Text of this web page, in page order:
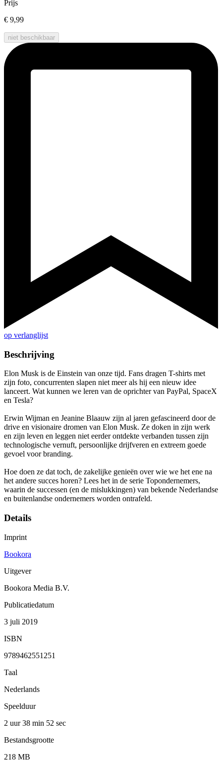
Prijs
€ 9,99
niet beschikbaar
op verlanglijst
Beschrijving
Elon Musk is de Einstein van onze tijd. Fans dragen T-shirts met
zijn foto, concurrenten slapen niet meer als hij een nieuw idee
lanceert. Wat kunnen we leren van de oprichter van PayPal, SpaceX
en Tesla?
Erwin Wijman en Jeanine Blaauw zijn al jaren gefascineerd door de
drive en visionaire dromen van Elon Musk. Ze doken in zijn werk
en zijn leven en leggen niet eerder ontdekte verbanden tussen zijn
technologische vernuft, persoonlijke drijfveren en extreem goede
gevoel voor branding.
Hoe doen ze dat toch, de zakelijke genieën over wie we het ene na
het andere succes horen? Lees het in de serie Topondernemers,
waarin de successen (en de mislukkingen) van bekende Nederlandse
en buitenlandse ondernemers worden ontrafeld.
Details
Imprint
Bookora
Uitgever
Bookora Media B.V.
Publicatiedatum
3 juli 2019
ISBN
9789462551251
Taal
Nederlands
Speelduur
2 uur 38 min 52 sec
Bestandsgrootte
218 MB